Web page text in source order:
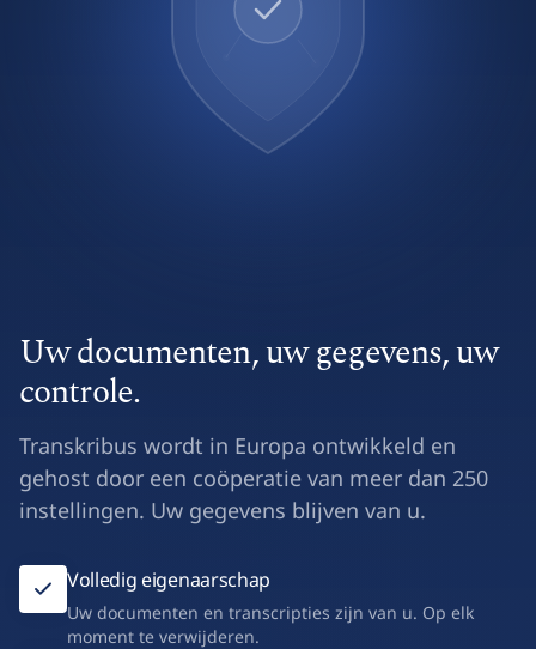
Uw documenten, uw gegevens, uw
controle.
Transkribus wordt in Europa ontwikkeld en
gehost door een coöperatie van meer dan 250
instellingen. Uw gegevens blijven van u.
Volledig eigenaarschap
Uw documenten en transcripties zijn van u. Op elk
moment te verwijderen.